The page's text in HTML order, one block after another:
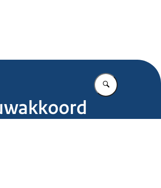
Vul in wat u